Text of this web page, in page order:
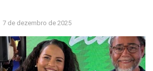
7 de dezembro de 2025